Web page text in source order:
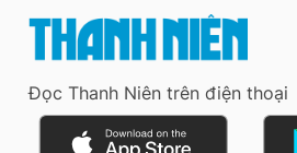
Đọc Thanh Niên trên điện thoại